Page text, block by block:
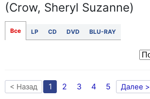
(Crow, Sheryl Suzanne)
Все LP CD DVD BLU-RAY
< Назад 1 2 3 4 5 Далее >